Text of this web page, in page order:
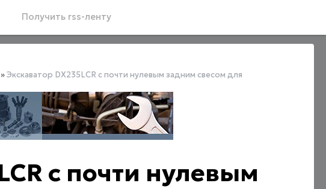
Получить rss-ленту
»Экскаватор DX235LCR с почти нулевым задним свесом для
с почти нулевым